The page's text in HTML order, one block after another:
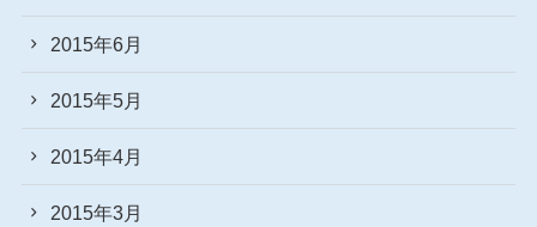
2015年6月
2015年5月
2015年4月
2015年3月